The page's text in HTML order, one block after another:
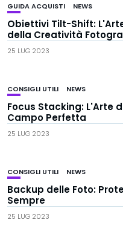
GUIDA ACQUISTI NEWS
Obiettivi Tilt-Shift:
della Creatività
25 LUG 2023
CONSIGLI UTILI NEWS
Focus Stacking: L'Arte
Campo Perfetta
25 LUG 2023
CONSIGLI UTILI NEWS
Backup delle Foto:
Sempre
25 LUG 2023